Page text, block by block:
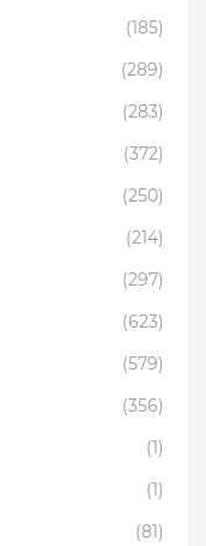
(185)
(289)
(283)
(372)
(250)
(214)
(297)
(623)
(579)
(356)
(1)
(1)
(81)